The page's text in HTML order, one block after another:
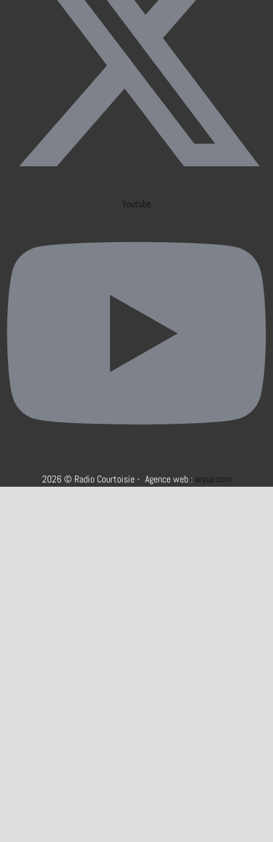
Youtube
2026 © Radio Courtoisie - Agence web : aryup.com